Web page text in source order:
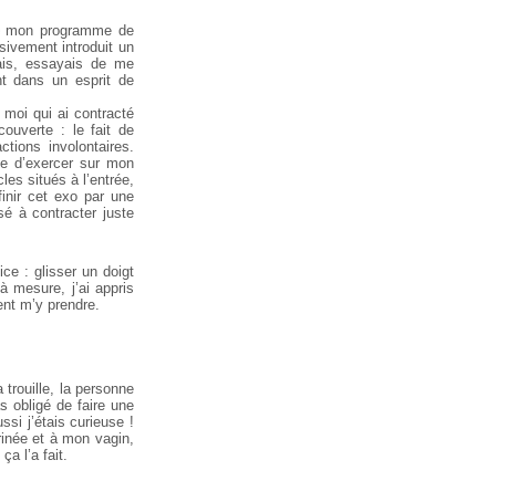
programme de
introduit un
essayais de me
dans un esprit de
qui ai contracté
: le fait de
involontaires.
d’exercer sur mon
situés à l’entrée,
cet exo par une
à contracter juste
: glisser un doigt
mesure, j’ai appris
m’y prendre.
trouille, la personne
obligé de faire une
j’étais curieuse !
et à mon vagin,
l’a fait.